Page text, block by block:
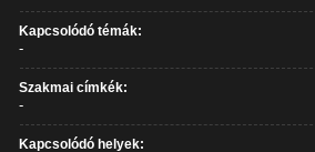
Kapcsolódó témák:
-
Szakmai címkék:
-
Kapcsolódó helyek: